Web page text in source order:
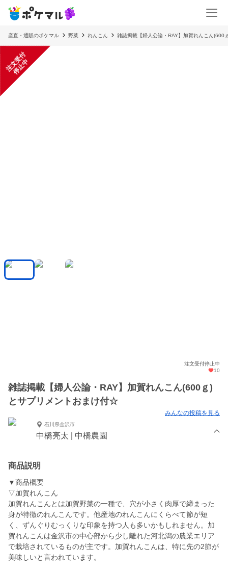
産直・通販のポケマル 野菜 れんこん 雑誌掲載【婦人公論・RAY】加賀れんこん(600
注
文
受
付
停
止
中
注文受付停止中
10
雑誌掲載【婦人公論・RAY】加賀れんこん(600ｇ)
とサプリメントおまけ付☆
みんなの投稿を見る
石川県金沢市
中橋亮太 | 中橋農園
商品説明
▼商品概要
▽加賀れんこん
加賀れんこんとは加賀野菜の一種で、穴が小さく肉厚で締まった
身が特徴のれんこんです。他産地のれんこんにくらべて節が短
く、ずんぐりむっくりな印象を持つ人も多いかもしれません。加
賀れんこんは金沢市の中心部から少し離れた河北潟の農業エリア
で栽培されているものが主です。加賀れんこんは、特に先の2節が
美味しいと言われています。